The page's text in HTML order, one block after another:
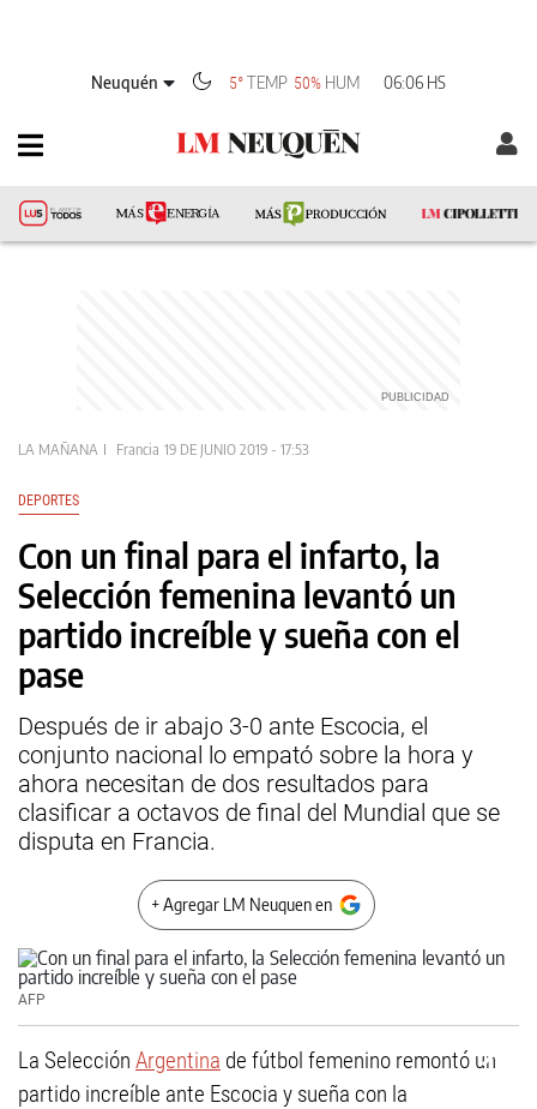
Neuquén 5°TEMP 50% HUM 06:06 HS
LA MAÑANA Francia 19 DE JUNIO 2019 - 17:53
DEPORTES
Con un final para el infarto, la
Selección femenina levantó un
partido increíble y sueña con el
pase
Después de ir abajo 3-0 ante Escocia, el
conjunto nacional lo empató sobre la hora y
ahora necesitan de dos resultados para
clasificar a octavos de final del Mundial que se
disputa en Francia.
+ Agregar LM Neuquen en
AFP
La Selección Argentina de fútbol femenino remontó un
partido increíble ante Escocia y sueña con la